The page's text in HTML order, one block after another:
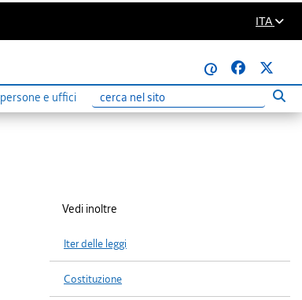
ITA
@
persone e uffici
Ricerca
Vedi inoltre
Iter delle leggi
Costituzione